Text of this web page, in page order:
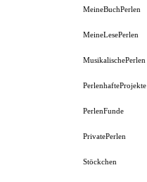
MeineBuchPerlen
MeineLesePerlen
MusikalischePerlen
PerlenhafteProjekte
PerlenFunde
PrivatePerlen
Stöckchen